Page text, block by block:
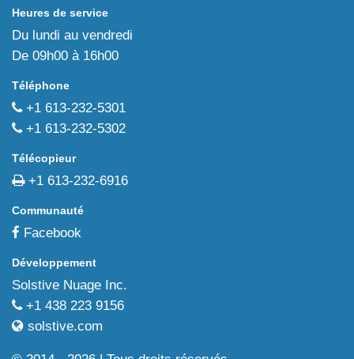
Heures de service
Du lundi au vendredi
De 09h00 à 16h00
Téléphone
+1 613-232-5301
+1 613-232-5302
Télécopieur
+1 613-232-6916
Communauté
Facebook
Développement
Solstive Nuage Inc.
+1 438 223 9156
solstive.com